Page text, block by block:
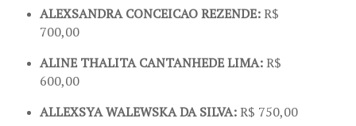
ALEXSANDRA CONCEICAO REZENDE:R$
700,00
ALINE THALITA CANTANHEDE LIMA:R$
600,00
ALLEXSYA WALEWSKA DA SILVA:R$ 750,00